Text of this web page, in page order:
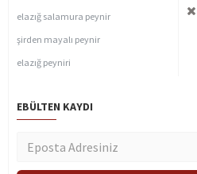
elazığ salamura peynir
şirden mayalı peynir
elazığ peyniri
EBÜLTEN KAYDI